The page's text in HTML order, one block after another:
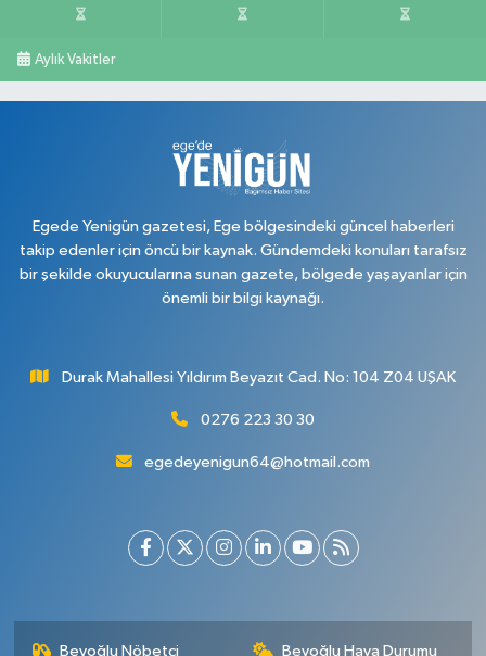
Kurtuluş Mahallesi, Hakkı Yağcı Caddesi No:7 B Merkez Uşak
0 (276) 227 27 20
Yol Tarifi Al
Aylık Vakitler
Egede Yenigün gazetesi, Ege bölgesindeki güncel haberleri
takip edenler için öncü bir kaynak. Gündemdeki konuları tarafsız
bir şekilde okuyucularına sunan gazete, bölgede yaşayanlar için
önemli bir bilgi kaynağı.
Durak Mahallesi Yıldırım Beyazıt Cad. No: 104 Z04 UŞAK
0276 223 30 30
egedeyenigun64@hotmail.com
Beyoğlu Nöbetçi Beyoğlu Hava Durumu